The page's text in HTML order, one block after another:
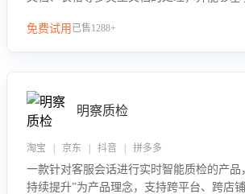
助用户高效管理和利用知识资源。通过该产
免费试用 已售1288+
明察质检
淘宝 | 京东 | 抖音 | 拼多多
一款针对客服会话进行实时智能质检的产品
持续提升”为产品理念，支持跨平台、跨店